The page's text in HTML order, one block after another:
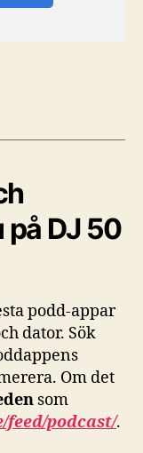
på DJ 50
podd-appar
dator. Sök
Om det
som
feed/podcast/.